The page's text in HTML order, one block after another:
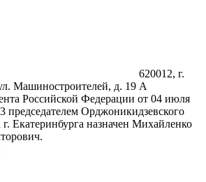
620012, г.
Машиностроителей, д. 19 А
Российской Федерации от 04 июля
председателем Орджоникидзевского
г. Екатеринбурга назначен Михайленко